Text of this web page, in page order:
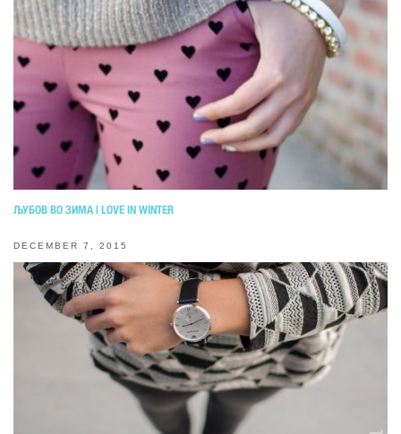
ЉУБОВ ВО ЗИМА | LOVE IN WINTER
DECEMBER 7, 2015